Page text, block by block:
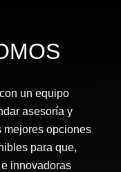
un equipo
asesoría y
mejores opciones
para que,
innovadoras